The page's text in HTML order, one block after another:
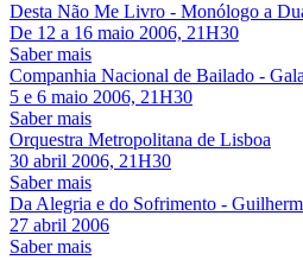
Desta Não Me Livro - Monólogo a
De 12 a 16 maio 2006, 21H30
Saber mais
Companhia Nacional de Bailado -
5 e 6 maio 2006, 21H30
Saber mais
Orquestra Metropolitana de Lisboa
30 abril 2006, 21H30
Saber mais
Da Alegria e do Sofrimento -
27 abril 2006
Saber mais